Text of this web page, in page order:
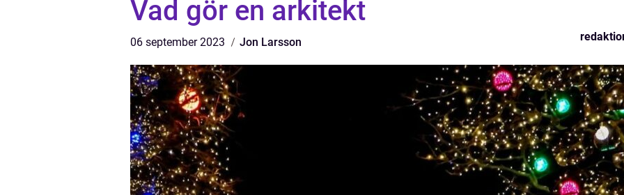
Vad gör en arkitekt
06 september 2023 Jon Larsson